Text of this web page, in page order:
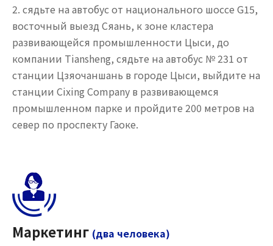
сядьте на автобус от национального шоссе G15,
восточный выезд Сяань, к зоне кластера
развивающейся промышленности Цыси, до
компании Tiansheng, сядьте на автобус № 231 от
станции Цзяочаншань в городе Цыси, выйдите на
станции Cixing Company в развивающемся
промышленном парке и пройдите 200 метров на
север по проспекту Гаоке.
Маркетинг (два человека)